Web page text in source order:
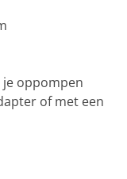
oppompen
of met een